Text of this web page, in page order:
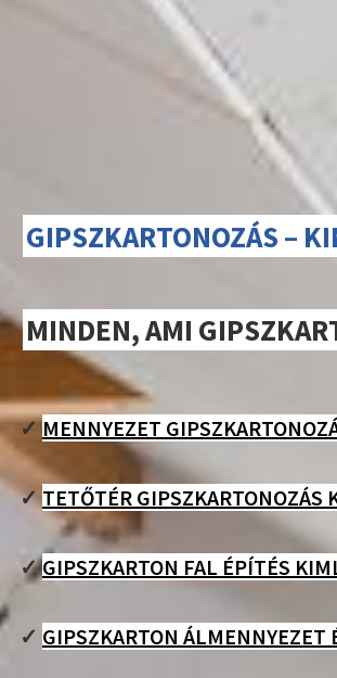
GIPSZKARTONOZÁS –
MINDEN, AMI
✓MENNYEZET
✓TETŐTÉR GIPSZKARTONOZÁS
✓GIPSZKARTON FAL ÉPÍTÉS
✓ GIPSZKARTON ÁLMENNYEZET